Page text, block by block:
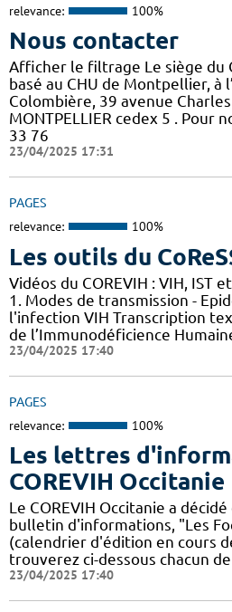
relevance: 100%
Nous contacter
Afficher le filtrage Le siège du
basé au CHU de Montpellier, à
Colombière, 39 avenue
MONTPELLIER cedex 5 . Pour
33 76
23/04/2025 17:31
PAGES
relevance: 100%
Les outils du
Vidéos du COREVIH : VIH, IST
1. Modes de transmission -
l'infection VIH Transcription
de l’Immunodéficience
23/04/2025 17:40
PAGES
relevance: 100%
Les lettres
COREVIH Occitanie
Le COREVIH Occitanie a
bulletin d'informations, "Les
(calendrier d'édition en cours
trouverez ci-dessous chacun
23/04/2025 17:40